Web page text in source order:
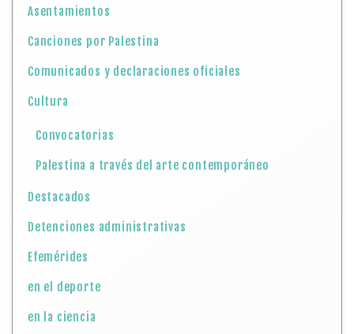
Asentamientos
Canciones por Palestina
Comunicados y declaraciones oficiales
Cultura
Convocatorias
Palestina a través del arte contemporáneo
Destacados
Detenciones administrativas
Efemérides
en el deporte
en la ciencia